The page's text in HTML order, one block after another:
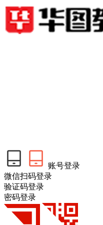
账号登录
微信扫码登录
验证码登录
密码登录